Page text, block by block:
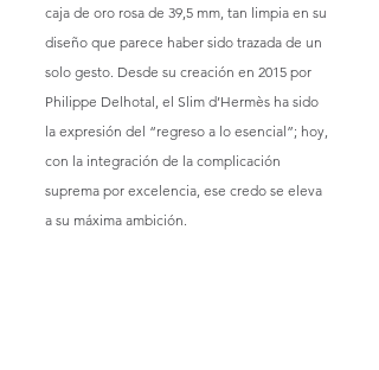
caja de oro rosa de 39,5 mm, tan limpia en su
diseño que parece haber sido trazada de un
solo gesto. Desde su creación en 2015 por
Philippe Delhotal, el Slim d’Hermès ha sido
la expresión del “regreso a lo esencial”; hoy,
con la integración de la complicación
suprema por excelencia, ese credo se eleva
a su máxima ambición.